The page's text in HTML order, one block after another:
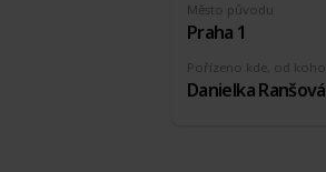
Pořízeno kde, od koho
Danielka Ranšová
Město původu
Praha 1